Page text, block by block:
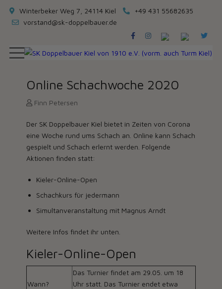
Winterbeker Weg 7, 24114 Kiel
+49 431 55682635
vorstand@sk-doppelbauer.de
Online Schachwoche 2020
Finn Petersen
Der SK Doppelbauer Kiel bietet in Zeiten von Corona
eine Woche rund ums Schach an. Online kann Schach
gespielt und Schach erlernt werden. Folgende
Aktionen finden statt:
Kieler-Online-Open
Schachkurs für jedermann
Simultanveranstaltung mit Magnus Arndt
Weitere Infos findet ihr unten.
Kieler-Online-Open
Wann?
Das Turnier findet am 29.05. um 18
Uhr statt. Das Turnier endet etwa